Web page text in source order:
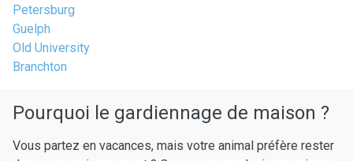
Petersburg
Guelph
Old University
Branchton
Pourquoi le gardiennage de maison ?
Vous partez en vacances, mais votre animal préfère rester